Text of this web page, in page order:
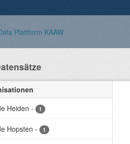
Heiden - 1
Hopsten - 1